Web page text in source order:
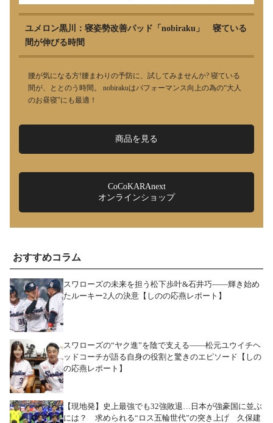
ユメロン黒川：寝姿勢改善パッド「nobiraku」 寝ている
間が伸びる時間
腰が気になる方!腰まわりの予防に、試してみませんか? 寝ている
間が、ととのう時間。 nobirakuはパフォーマンス向上の為の“大人
のお昼寝”にも最適！
商品を見る
CoCoKARAnext
オンラインショップ
おすすめコラム
スワローズの未来を担う松下歩叶&石井巧――輝き始め
たルーキー2人の決意【しのの応燕レポート】
スワローズの“ヤク進”を陰で支える――松元ユウイチヘ
ッドコーチが語る自身の役割と驚きのエピソード【しの
の応燕レポート】
【現地発】史上最強でも32強敗退…日本が強豪国に並ぶ
には？ 求められる“ロス五輪世代”の突き上げ 久保建